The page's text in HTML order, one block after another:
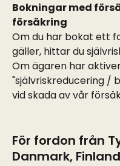
Bokningar med
försäkring
Om du har bokat ett
gäller, hittar du
Om ägaren har
"självriskreducering /
vid skada av vår
För fordon från
Danmark,